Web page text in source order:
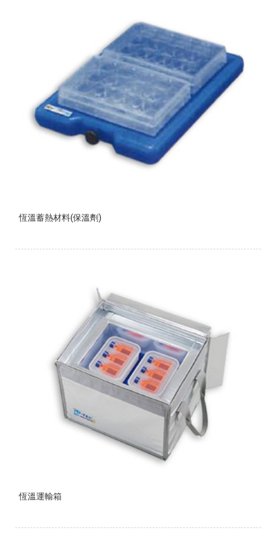
恆溫蓄熱材料(保溫劑)
恆溫運輸箱